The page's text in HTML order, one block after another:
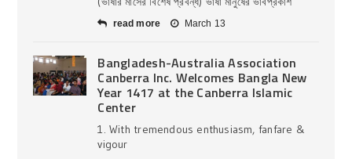
read more March 13
Bangladesh-Australia Association
Canberra Inc. Welcomes Bangla New
Year 1417 at the Canberra Islamic
Center
1. With tremendous enthusiasm, fanfare &
vigour